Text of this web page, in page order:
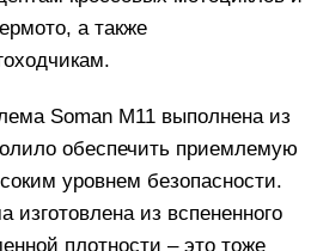
а также
Soman M11 выполнена из
обеспечить приемлемую
уровнем безопасности.
изготовлена из вспененного
плотности – это тоже